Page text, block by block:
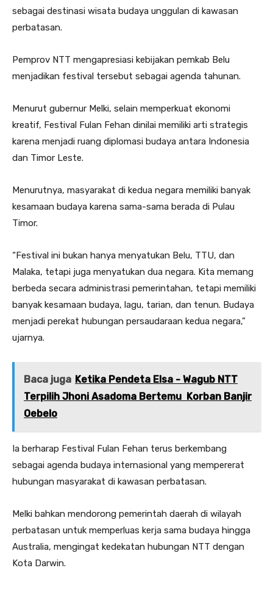
sebagai destinasi wisata budaya unggulan di kawasan
perbatasan.
Pemprov NTT mengapresiasi kebijakan pemkab Belu
menjadikan festival tersebut sebagai agenda tahunan.
Menurut gubernur Melki, selain memperkuat ekonomi
kreatif, Festival Fulan Fehan dinilai memiliki arti strategis
karena menjadi ruang diplomasi budaya antara Indonesia
dan Timor Leste.
Menurutnya, masyarakat di kedua negara memiliki banyak
kesamaan budaya karena sama-sama berada di Pulau
Timor.
“Festival ini bukan hanya menyatukan Belu, TTU, dan
Malaka, tetapi juga menyatukan dua negara. Kita memang
berbeda secara administrasi pemerintahan, tetapi memiliki
banyak kesamaan budaya, lagu, tarian, dan tenun. Budaya
menjadi perekat hubungan persaudaraan kedua negara,”
ujarnya.
Baca juga Ketika Pendeta Elsa - Wagub NTT
Terpilih Jhoni Asadoma Bertemu Korban Banjir
Oebelo
Ia berharap Festival Fulan Fehan terus berkembang
sebagai agenda budaya internasional yang mempererat
hubungan masyarakat di kawasan perbatasan.
Melki bahkan mendorong pemerintah daerah di wilayah
perbatasan untuk memperluas kerja sama budaya hingga
Australia, mengingat kedekatan hubungan NTT dengan
Kota Darwin.